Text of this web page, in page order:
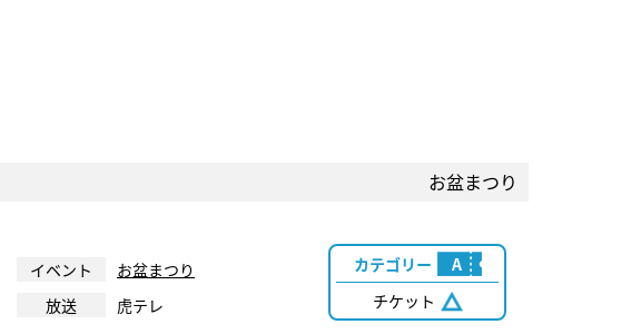
お盆まつり
イベント
お盆まつり
放送
虎テレ
カテゴリー
A
チケット